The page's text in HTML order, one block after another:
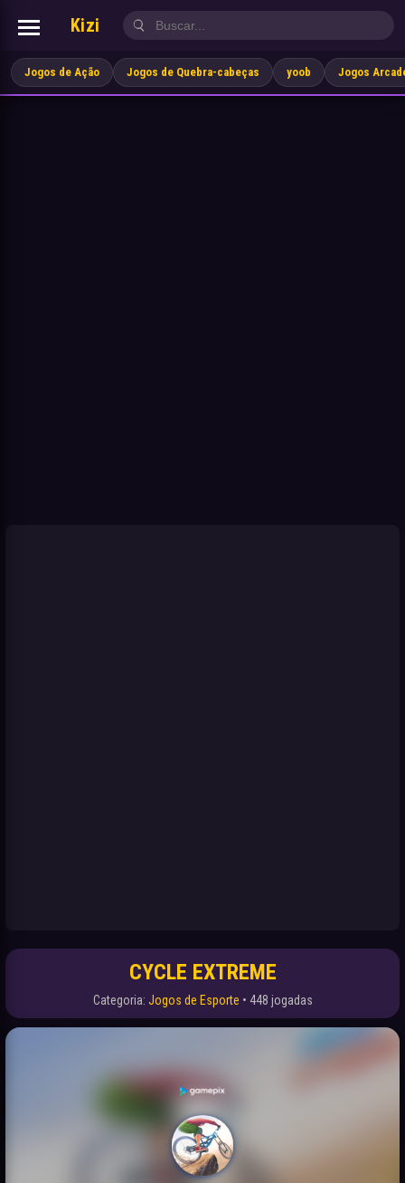
Kizi
Jogos de Ação Jogos de Quebra-cabeças yoob Jogos
CYCLE EXTREME
Categoria: Jogos de Esporte • 448 jogadas